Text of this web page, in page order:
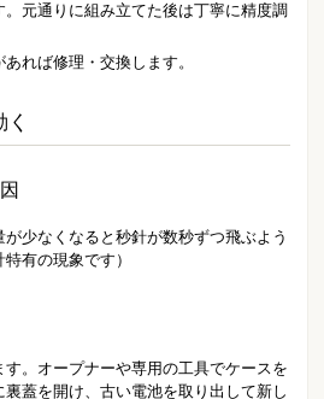
。元通りに組み立てた後は丁寧に精度調
れば修理・交換します。
少なくなると秒針が数秒ずつ飛ぶよう
有の現象です）
す。オープナーや専用の工具でケースを
蓋を開け、古い電池を取り出して新し